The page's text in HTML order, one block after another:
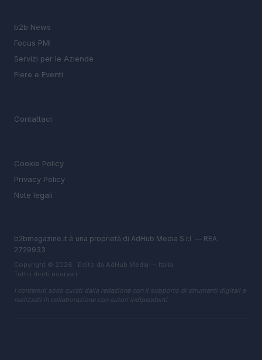
b2b News
Focus PMI
Servizi per le Aziende
Fiere e Eventi
Contattaci
Cookie Policy
Privacy Policy
Note legali
b2bmagazine.it è una proprietà di AdHub Media S.r.l. — REA
2729933
Copyright © 2026 · Edito da AdHub Media — Italia
Tutti i diritti riservati
I contenuti sono curati dalla redazione con il supporto di strumenti digitali e
realizzati in collaborazione con autori indipendenti.